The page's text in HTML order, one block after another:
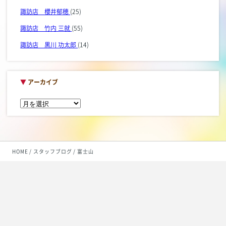
HOME スタッフブログ 富士山
諏訪店 櫻井郁穂 (25)
諏訪店 竹内 三就 (55)
諏訪店 黒川 功太郎 (14)
▼ アーカイブ